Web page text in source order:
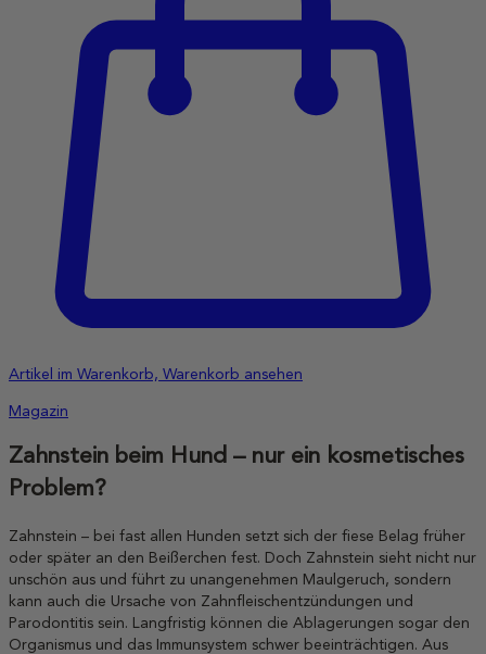
Artikel im Warenkorb, Warenkorb ansehen
Magazin
Zahnstein beim Hund – nur ein kosmetisches
Problem?
Zahnstein – bei fast allen Hunden setzt sich der fiese Belag früher
oder später an den Beißerchen fest. Doch Zahnstein sieht nicht nur
unschön aus und führt zu unangenehmen Maulgeruch, sondern
kann auch die Ursache von Zahnfleischentzündungen und
Parodontitis sein. Langfristig können die Ablagerungen sogar den
Organismus und das Immunsystem schwer beeinträchtigen. Aus